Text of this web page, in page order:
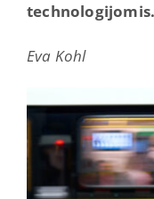
technologijomis.
Eva Kohl